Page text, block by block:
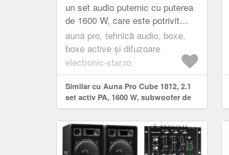
un set audio puternic cu puterea
de 1600 W, care este potrivit
pentru petrecere și o prezentare
profesională sau un ...
auna pro, tehnică audio, boxe,
boxe active și difuzoare
electronic-star.ro
Similar cu Auna Pro Cube 1812, 2.1
set activ PA, 1600 W, subwoofer de
18 ", difuzor 2 x 12"